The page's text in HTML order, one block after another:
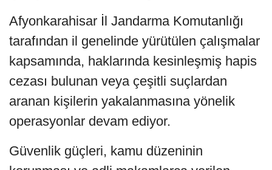
Afyonkarahisar İl Jandarma Komutanlığı
tarafından il genelinde yürütülen çalışmalar
kapsamında, haklarında kesinleşmiş hapis
cezası bulunan veya çeşitli suçlardan
aranan kişilerin yakalanmasına yönelik
operasyonlar devam ediyor.
Güvenlik güçleri, kamu düzeninin